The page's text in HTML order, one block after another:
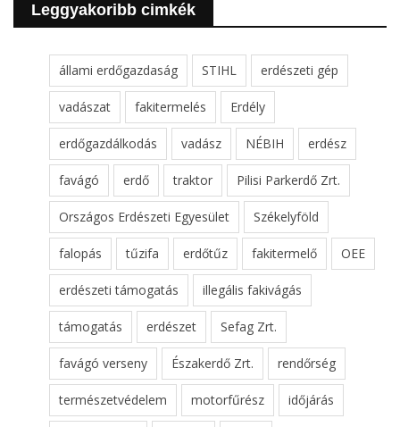
Leggyakoribb cimkék
állami erdőgazdaság STIHL erdészeti gép
vadászat fakitermelés Erdély
erdőgazdálkodás vadász NÉBIH erdész
favágó erdő traktor Pilisi Parkerdő Zrt.
Országos Erdészeti Egyesület Székelyföld
falopás tűzifa erdőtűz fakitermelő OEE
erdészeti támogatás illegális fakivágás
támogatás erdészet Sefag Zrt.
favágó verseny Északerdő Zrt. rendőrség
természetvédelem motorfűrész időjárás